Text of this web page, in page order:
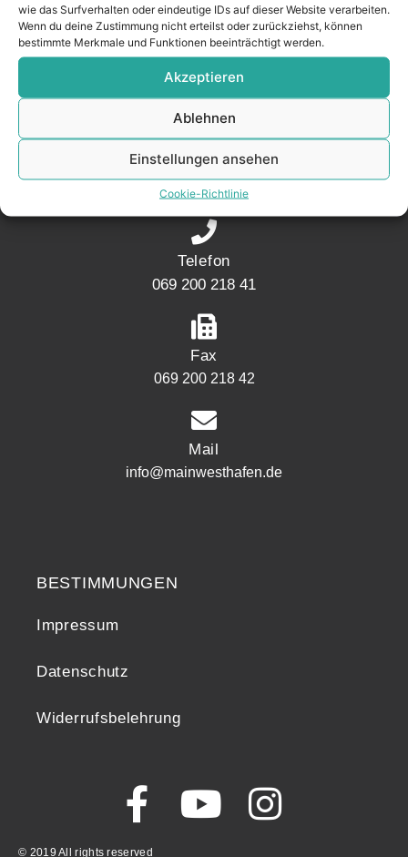
wie das Surfverhalten oder eindeutige IDs auf dieser Website verarbeiten.
Wenn du deine Zustimmung nicht erteilst oder zurückziehst, können
bestimmte Merkmale und Funktionen beeinträchtigt werden.
Akzeptieren
Ablehnen
Einstellungen ansehen
Cookie-Richtlinie
– seit 2017.
Adresse
Mainwesthafen Immobilien Speicherstraße 5
60327 Frankfurt
Telefon
069 200 218 41
Fax
069 200 218 42
Mail
info@mainwesthafen.de
BESTIMMUNGEN
Impressum
Datenschutz
Widerrufsbelehrung
© 2019 All rights reserved